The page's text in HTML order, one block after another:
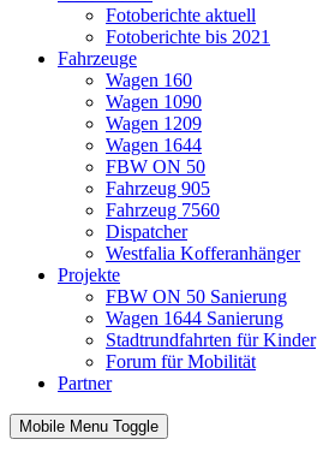
Fotoberichte aktuell
Fotoberichte bis 2021
Fahrzeuge
Wagen 160
Wagen 1090
Wagen 1209
Wagen 1644
FBW ON 50
Fahrzeug 905
Fahrzeug 7560
Dispatcher
Westfalia Kofferanhänger
Projekte
FBW ON 50 Sanierung
Wagen 1644 Sanierung
Stadtrundfahrten für Kinder
Forum für Mobilität
Partner
Mobile Menu Toggle